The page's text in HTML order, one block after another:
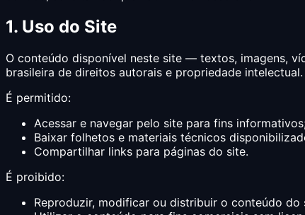
1. Uso do Site
O conteúdo disponível neste site — textos, imagens,
brasileira de direitos autorais e propriedade intelectual.
É permitido:
Acessar e navegar pelo site para fins
Baixar folhetos e materiais técnicos
Compartilhar links para páginas do site.
É proibido:
Reproduzir, modificar ou distribuir o conteúdo do